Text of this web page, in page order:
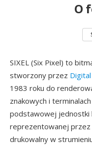
O
SIXEL (Six Pixel) to
stworzony przez
1983 roku do
znakowych i
podstawowej jednostki
reprezentowanej przez
drukowalny w